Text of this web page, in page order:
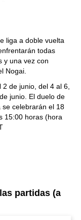
liga a doble vuelta
todas
y una vez con
Nogai.
de junio, del 4 al 6,
junio. El duelo de
celebrarán el 18
15:00 horas (hora
partidas (a